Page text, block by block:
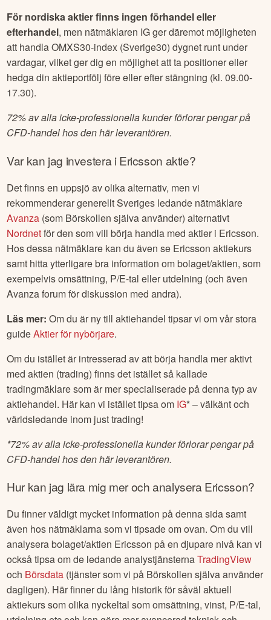
För nordiska aktier finns ingen förhandel eller
efterhandel, men nätmäklaren IG ger däremot möjligheten
att handla OMXS30-index (Sverige30) dygnet runt under
vardagar, vilket ger dig en möjlighet att ta positioner eller
hedga din aktieportfölj före eller efter stängning (kl. 09.00-
17.30).
72% av alla icke-professionella kunder förlorar pengar på
CFD-handel hos den här leverantören.
Var kan jag investera iEricsson aktie?
Det finns en uppsjö av olika alternativ, men vi
rekommenderar generellt Sveriges ledande nätmäklare
Avanza (som Börskollen själva använder) alternativt
Nordnetför den som vill börja handla med aktier i Ericsson.
Hos dessa nätmäklare kan du även se Ericsson aktiekurs
samt hitta ytterligare bra information om bolaget/aktien, som
exempelvis omsättning, P/E-tal eller utdelning (och även
Avanza forum för diskussion med andra).
Läs mer: Om du är ny till aktiehandel tipsar vi om vår stora
guideAktier för nybörjare.
Om du istället är intresserad av att börja handla mer aktivt
med aktien (trading) finns det istället så kallade
tradingmäklare som är mer specialiserade på denna typ av
aktiehandel. Här kan vi istället tipsa om IG* – välkänt och
världsledande inom just trading!
*72% av alla icke-professionella kunder förlorar pengar på
CFD-handel hos den här leverantören.
Hur kan jag lära mig mer och analyseraEricsson?
Du finner väldigt mycket information på denna sida samt
även hos nätmäklarna som vi tipsade om ovan. Om du vill
analysera bolaget/aktien Ericsson på en djupare nivå kan vi
också tipsa om de ledande analystjänsternaTradingView
och Börsdata (tjänster som vi på Börskollen själva använder
dagligen). Här finner du lång historik för såväl aktuell
aktiekurs som olika nyckeltal som omsättning, vinst, P/E-tal,